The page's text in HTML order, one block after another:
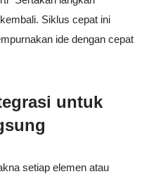
Siklus cepat ini
ide dengan cepat
untuk
setiap elemen atau